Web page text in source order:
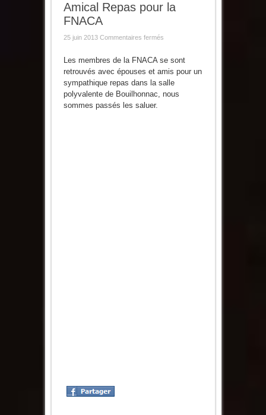
Amical Repas pour la
FNACA
25 juin 2013 Commentaires ferméssur
pour
la
FNACA
Les membres de la FNACA se sont
retrouvés avec épouses et amis pour un
sympathique repas dans la salle
polyvalente de Bouilhonnac, nous
sommes passés les saluer.